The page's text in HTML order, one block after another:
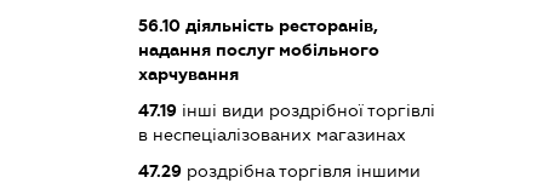
56.10діяльність ресторанів,
надання послуг мобільного
харчування
47.19інші види роздрібної торгівлі
в неспеціалізованих магазинах
47.29роздрібна торгівля іншими